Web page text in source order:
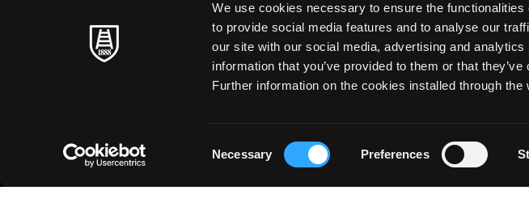
We use cookies necessary to ensure the
to provide social media features and to analyse our
our site with our social media, advertising and
information that you’ve provided to them or that
Further information on the cookies installed through
Necessary Preferences
MAESTRI SENZA TEMPO
Carte Creative
Cartoleria
Stampa d'Arte
Collaborazioni
Festival del
Residenza